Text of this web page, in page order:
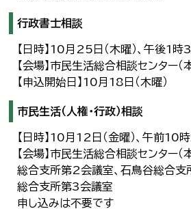
行政書士相談
【日時】10月25日（木曜）、午後1
【会場】市民生活総合相談センター（
【申込開始日】10月18日（木曜）
市民生活（人権・行政）相談
【日時】10月12日（金曜）、午前10
【会場】市民生活総合相談センター（
総合支所第2会議室、石鳥谷総合支
総合支所第3会議室
申し込みは不要です